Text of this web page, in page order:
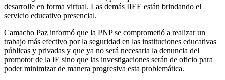
desarrolle en forma virtual. Las demás IIEE están brindando el
servicio educativo presencial.
Camacho Paz informó que la PNP se comprometió a realizar un
trabajo más efectivo por la seguridad en las instituciones educativas
públicas y privadas y que ya no será necesaria la denuncia del
promotor de la IE sino que las investigaciones serán de oficio para
poder minimizar de manera progresiva esta problemática.